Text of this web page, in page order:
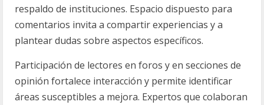
respaldo de instituciones. Espacio dispuesto para
comentarios invita a compartir experiencias y a
plantear dudas sobre aspectos específicos.
Participación de lectores en foros y en secciones de
opinión fortalece interacción y permite identificar
áreas susceptibles a mejora. Expertos que colaboran